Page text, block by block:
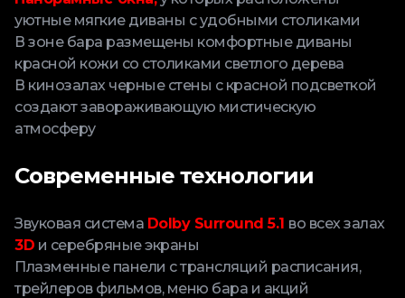
уютные мягкие диваны с удобными столиками
В зоне бара размещены комфортные диваны
красной кожи со столиками светлого дерева
В кинозалах черные стены с красной подсветкой
создают завораживающую мистическую
атмосферу
Современные технологии
Звуковая система Dolby Surround 5.1 во всех залах
3D и серебряные экраны
Плазменные панели с трансляций расписания,
трейлеров фильмов, меню бара и акций